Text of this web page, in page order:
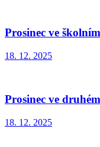
Prosinec ve
18. 12. 2025
Prosinec ve
18. 12. 2025